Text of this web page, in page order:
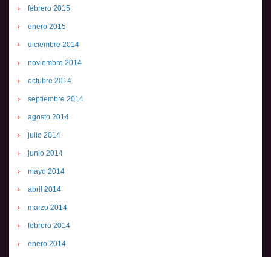
febrero 2015
enero 2015
diciembre 2014
noviembre 2014
octubre 2014
septiembre 2014
agosto 2014
julio 2014
junio 2014
mayo 2014
abril 2014
marzo 2014
febrero 2014
enero 2014